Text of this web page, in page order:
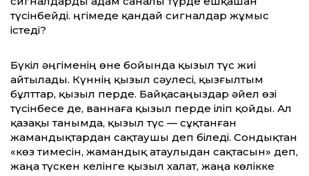
түсінбейді. Әңгімеде қандай сигналдар жұмыс
істеді?
Бүкіл әңгіменің өне бойында қызыл түс жиі
айтылады. Күннің қызыл сәулесі, қызғылтым
бұлттар, қызыл перде. Байқасаңыздар әйел өзі
түсінбесе де, ваннаға қызыл перде іліп қойды. Ал
қазақы танымда, қызыл түс — сұқтанған
жамандықтардан сақтаушы деп біледі. Сондықтан
«көз тимесін, жамандық атаулыдан сақтасын» деп,
жаңа түскен келінге қызыл халат, жаңа көлікке